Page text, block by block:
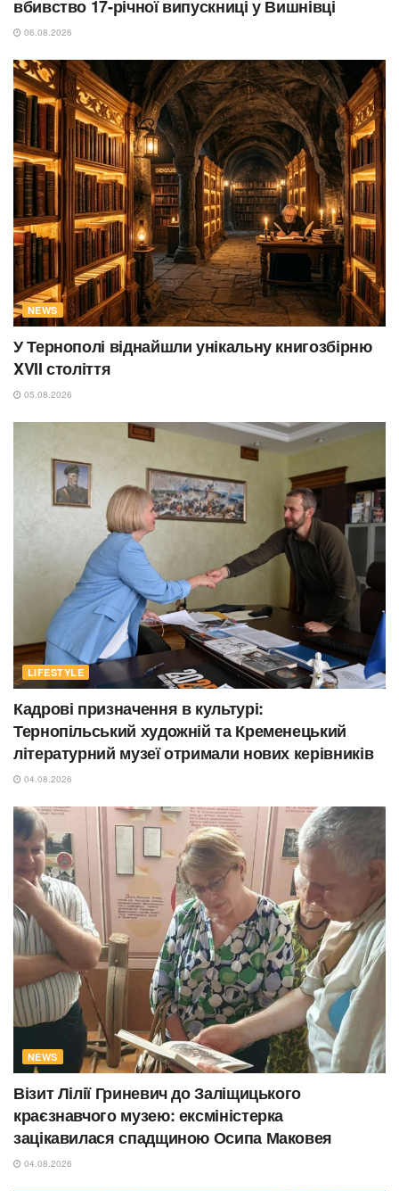
вбивство 17-річної випускниці у Вишнівці
06.08.2026
NEWS
У Тернополі віднайшли унікальну книгозбірню
XVII століття
05.08.2026
LIFESTYLE
Кадрові призначення в культурі:
Тернопільський художній та Кременецький
літературний музеї отримали нових керівників
04.08.2026
NEWS
Візит Лілії Гриневич до Заліщицького
краєзнавчого музею: ексміністерка
зацікавилася спадщиною Осипа Маковея
04.08.2026